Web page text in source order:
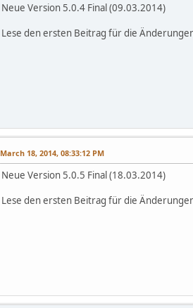
Neue Version 5.0.4 Final (09.03.2014)
Lese den ersten Beitrag für die
March 18, 2014, 08:33:12 PM
Neue Version 5.0.5 Final (18.03.2014)
Lese den ersten Beitrag für die